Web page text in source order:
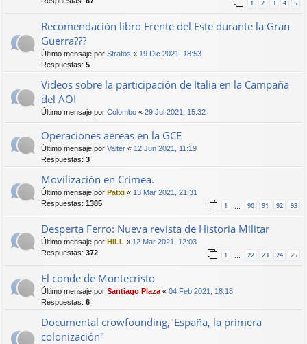
1 2 3 4 5
Recomendación libro Frente del Este durante la Gran
Guerra???
Último mensaje por Stratos « 19 Dic 2021, 18:53
Respuestas: 5
Videos sobre la participación de Italia en la Campaña
del AOI
Último mensaje por Colombo « 29 Jul 2021, 15:32
Operaciones aereas en la GCE
Último mensaje por Valter « 12 Jun 2021, 11:19
Respuestas: 3
Movilización en Crimea.
Último mensaje por Patxi « 13 Mar 2021, 21:31
Respuestas: 1385 1 90 91 92 93
Desperta Ferro: Nueva revista de Historia Militar
Último mensaje por HILL « 12 Mar 2021, 12:03
Respuestas: 372 1 22 23 24 25
El conde de Montecristo
Último mensaje por Santiago Plaza « 04 Feb 2021, 18:18
Respuestas: 6
Documental crowfounding,"España, la primera
colonización"